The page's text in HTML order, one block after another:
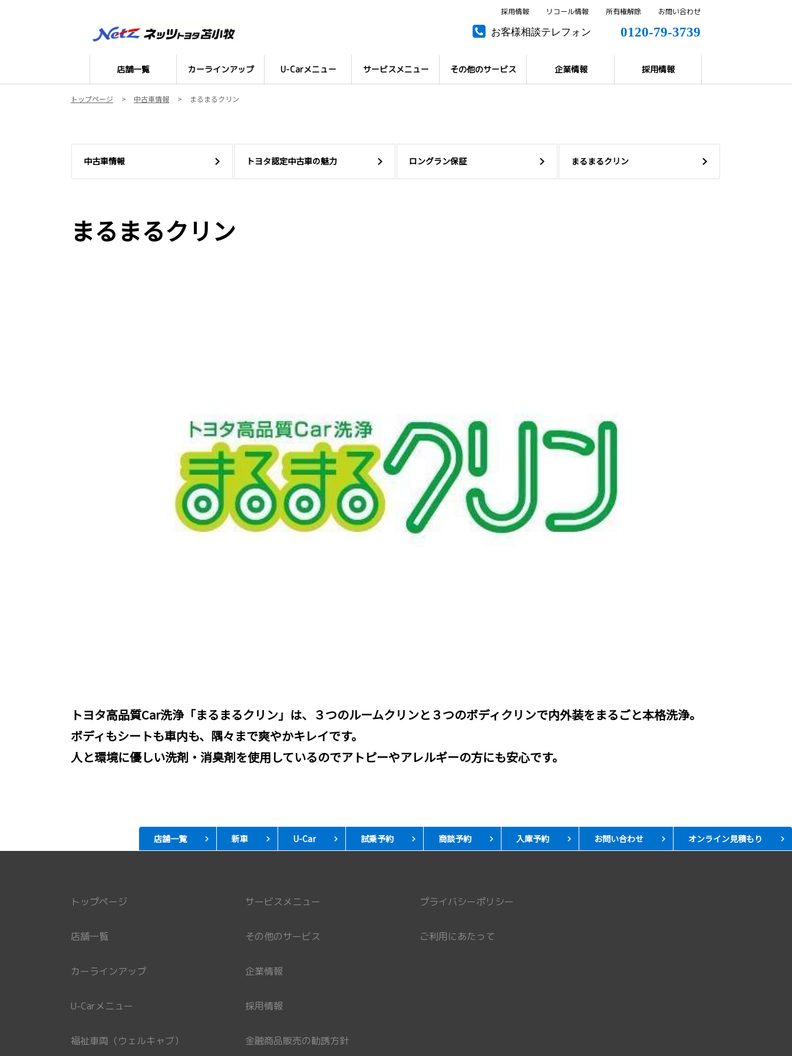
お客様相談テレフォン 0120-79-3739
店舗一覧 カーラインアップ U-Carメニュー サービスメニュー その他のサービス 企業情報 採用情報
採用情報 リコール情報 所有権解除 お問い合わせ
トップページ 中古車情報 まるまるクリン
中古車情報 トヨタ認定中古車の魅力 ロングラン保証 まるまるクリン
まるまるクリン
トヨタ高品質Car洗浄「まるまるクリン」は、３つのルームクリンと３つのボディクリンで内外装をまるごと本格洗浄。
ボディもシートも車内も、隅々まで爽やかキレイです。
人と環境に優しい洗剤・消臭剤を使用しているのでアトピーやアレルギーの方にも安心です。
店舗一覧 新車 U-Car 試乗予約 商談予約 入庫予約 お問い合わせ オンライン見積もり
トップページ
店舗一覧
カーラインアップ
U-Carメニュー
福祉車両（ウェルキャブ）
サービスメニュー
その他のサービス
企業情報
採用情報
金融商品販売の勧誘方針
プライバシーポリシー
ご利用にあたって